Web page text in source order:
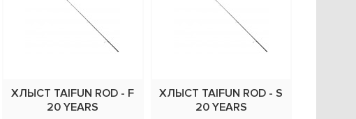
ХЛЫСТ TAIFUN ROD - F
20 YEARS
ХЛЫСТ TAIFUN ROD - S
20 YEARS